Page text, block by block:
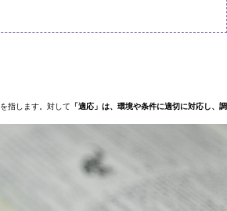
を指します。対して 「適応」は、環境や条件に適切に対応し、調